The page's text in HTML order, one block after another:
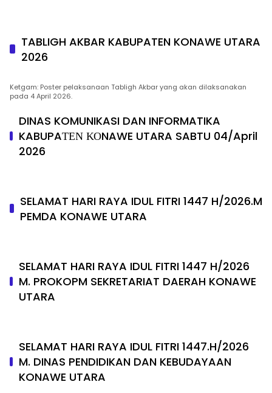
TABLIGH AKBAR KABUPATEN KONAWE UTARA
2026
Ketgam: Poster pelaksanaan Tabligh Akbar yang akan dilaksanakan
pada 4 April 2026.
DINAS KOMUNIKASI DAN INFORMATIKA
KABUPAΤΕΝ ΚΟNAWE UTARA SABTU 04/April
2026
SELAMAT HARI RAYA IDUL FITRI 1447 H/2026.M
PEMDA KONAWE UTARA
SELAMAT HARI RAYA IDUL FITRI 1447 H/2026
M. PROKOPM SEKRETARIAT DAERAH KONAWE
UTARA
SELAMAT HARI RAYA IDUL FITRI 1447.H/2026
M. DINAS PENDIDIKAN DAN KEBUDAYAAN
KONAWE UTARA